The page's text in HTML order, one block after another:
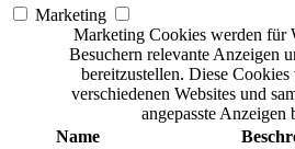
Marketing
Marketing Cookies werden für
Besuchern relevante Anzeigen
bereitzustellen. Diese
verschiedenen Websites und
angepasste Anzeigen
Name